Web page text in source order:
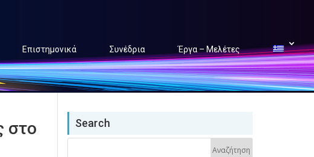
Επιστημονικά Συνέδρια Έργα – Μελέτες
στο
Search